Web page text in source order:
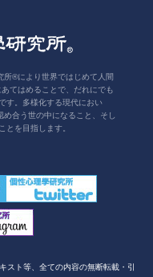
所®により世界ではじめて人間
てはめることで、だれにでも
す。多様化する現代におい
合う世の中になること、そし
とを目指します。
スト等、全ての内容の無断転載・引